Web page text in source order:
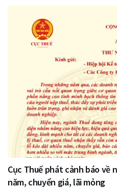
Cục Thuế phát cảnh báo về
năm, chuyển giá, lãi mỏng